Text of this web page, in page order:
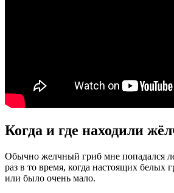
Когда и где находили
Обычно желчный гриб мне попадался
раз в то время, когда настоящих белых
или было очень мало.